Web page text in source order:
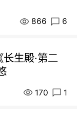
866 6
生殿·第二
170 1